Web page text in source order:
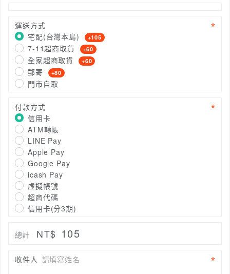
運送方式
宅配(台灣本島)
+105
7-11超商取貨 +60
全家超商取貨 +60
郵寄 +80
門市自取
付款方式
信用卡
ATM轉帳
LINE Pay
Apple Pay
Google Pay
icash Pay
虛擬帳號
超商代碼
信用卡(分3期)
總計 NT$ 105
收件人 請填寫姓名